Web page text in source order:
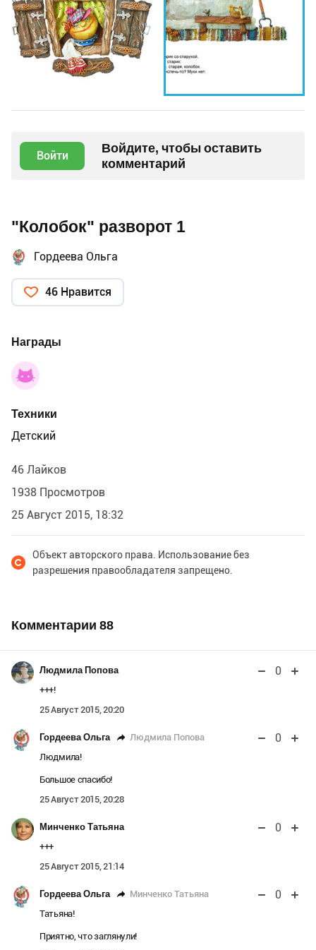
Войти
Войдите, чтобы оставить
комментарий
"Колобок" разворот 1
Гордеева Ольга
46 Нравится
Награды
Техники
Детский
46 Лайков
1938 Просмотров
25 Август 2015, 18:32
Объект авторского права. Использование без
разрешения правообладателя запрещено.
Комментарии 88
Людмила Попова 0
+++!
25 Август 2015, 20:20
Гордеева Ольга Людмила Попова 0
Людмила!
Большое спасибо!
25 Август 2015, 20:28
Минченко Татьяна 0
+++
25 Август 2015, 21:14
Гордеева Ольга Минченко Татьяна 0
Татьяна!
Приятно, что заглянули!